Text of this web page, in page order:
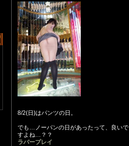
8/2(日)はパンツの日。
でも…ノーパンの日があったって、良いで
すよね…？？
ラバープレイ